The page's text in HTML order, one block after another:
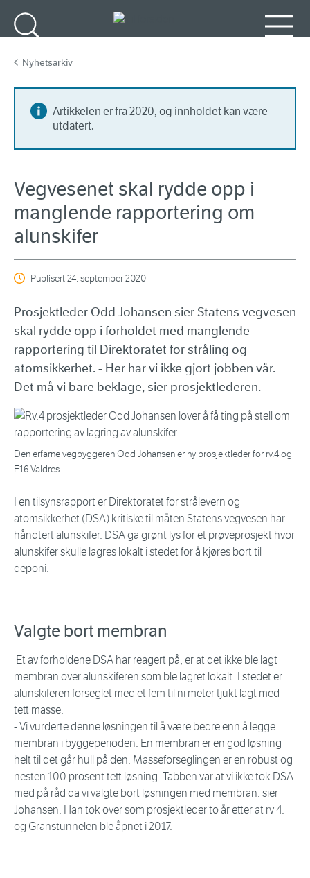
Nyhetsarkiv
Artikkelen er fra 2020, og innholdet kan være
utdatert.
Vegvesenet skal rydde opp i
manglende rapportering om
alunskifer
Publisert24. september 2020
Prosjektleder Odd Johansen sier Statens vegvesen
skal rydde opp i forholdet med manglende
rapportering til Direktoratet for stråling og
atomsikkerhet. - Her har vi ikke gjort jobben vår.
Det må vi bare beklage, sier prosjektlederen.
Den erfarne vegbyggeren Odd Johansen er ny prosjektleder for rv.4 og
E16 Valdres.
I en tilsynsrapport er Direktoratet for strålevern og
atomsikkerhet (DSA) kritiske til måten Statens vegvesen har
håndtert alunskifer. DSA ga grønt lys for et prøveprosjekt hvor
alunskifer skulle lagres lokalt i stedet for å kjøres bort til
deponi.
Valgte bort membran
Et av forholdene DSA har reagert på, er at det ikke ble lagt
membran over alunskiferen som ble lagret lokalt. I stedet er
alunskiferen forseglet med et fem til ni meter tjukt lagt med
tett masse.
- Vi vurderte denne løsningen til å være bedre enn å legge
membran i byggeperioden. En membran er en god løsning
helt til det går hull på den. Masseforseglingen er en robust og
nesten 100 prosent tett løsning. Tabben var at vi ikke tok DSA
med på råd da vi valgte bort løsningen med membran, sier
Johansen. Han tok over som prosjektleder to år etter at rv 4.
og Granstunnelen ble åpnet i 2017.